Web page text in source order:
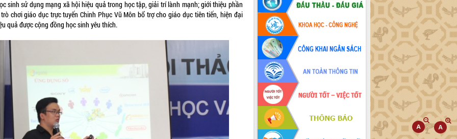
sinh sử dụng mạng xã hội hiệu quả trong học tập, giải trí lành mạnh; giới thiệu phần
chơi giáo dục trực tuyến Chinh Phục Vũ Môn bổ trợ cho giáo dục tiên tiến, hiện đại
quả được cộng đồng học sinh yêu thích.